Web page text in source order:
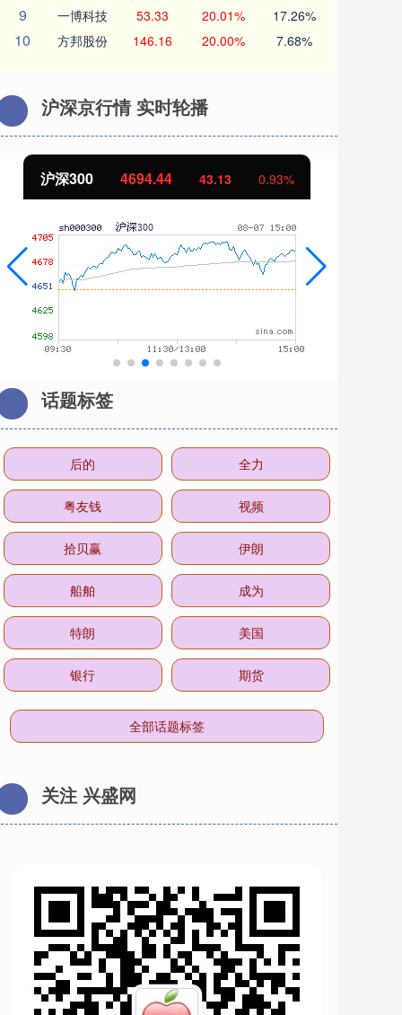
9 一博科技 53.33 20.01% 17.26%
10 方邦股份 146.16 20.00% 7.68%
沪深京行情 实时轮播
沪深300 4694.44 43.13 0.93%
话题标签
后的 全力
粤友钱 视频
拾贝赢 伊朗
船舶 成为
特朗 美国
银行 期货
全部话题标签
关注 兴盛网